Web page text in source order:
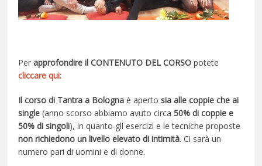
Perapprofondire il CONTENUTO DEL CORSO potete
cliccare qui:
Il corso di Tantra a Bologna è apertosia alle coppie che ai
single (anno scorso abbiamo avuto circa50% di coppie e
50% di singoli), in quanto gli esercizi e le tecniche proposte
non richiedono un livello elevato di intimità. Ci sarà un
numero pari di uomini e di donne.